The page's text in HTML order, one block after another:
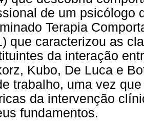
de um psicólogo
Terapia
que caracterizou as
da interação
Kubo, De Luca e
trabalho, uma vez
da intervenção
fundamentos.